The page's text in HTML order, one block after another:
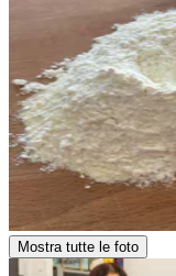
Mostra tutte le foto